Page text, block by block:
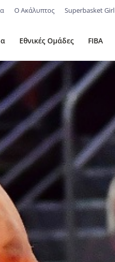
Ο Ακάλυπτος Superbasket Girl
Εθνικές Ομάδες FIBA